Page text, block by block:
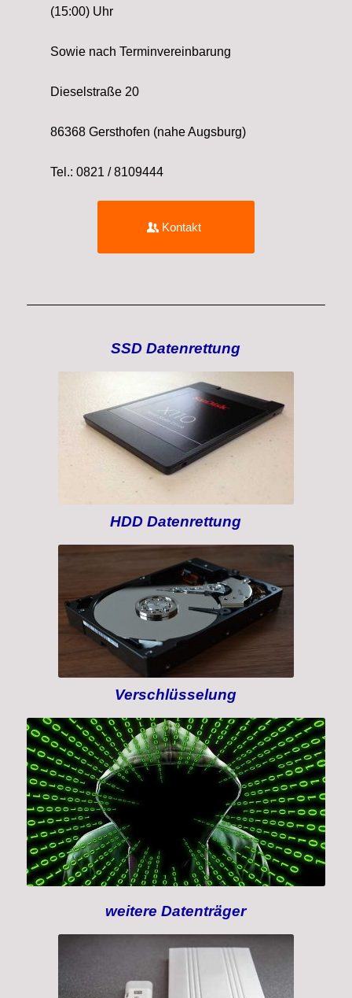
(15:00) Uhr
Sowie nach Terminvereinbarung
Dieselstraße 20
86368 Gersthofen (nahe Augsburg)
Tel.: 0821 / 8109444
Kontakt
SSD Datenrettung
Datenrettung SSD
HDD Datenrettung
Datenrettung HDD
Verschlüsselung
Verschlüsselung
weitere Datenträger
Datenrettung weiterer